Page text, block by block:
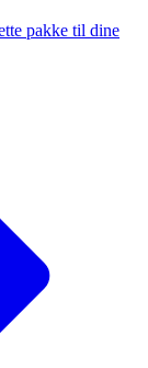
pakke til dine